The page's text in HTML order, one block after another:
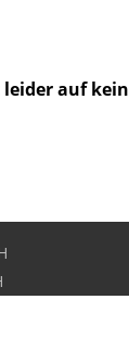
auf